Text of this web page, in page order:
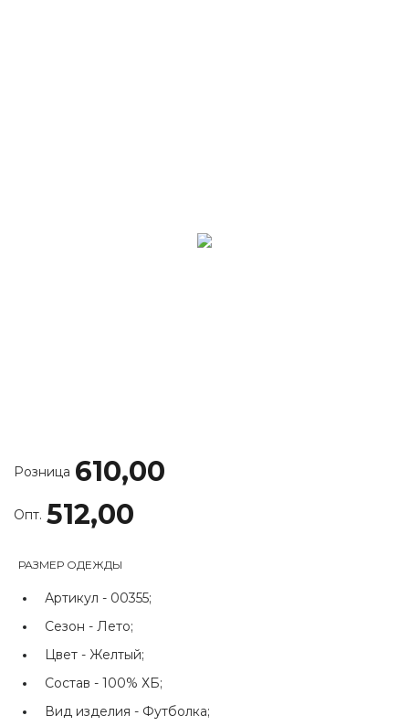
Розница 610,00
Опт. 512,00
РАЗМЕР ОДЕЖДЫ
Артикул - 00355;
Сезон - Лето;
Цвет - Желтый;
Состав - 100% ХБ;
Вид изделия - Футболка;